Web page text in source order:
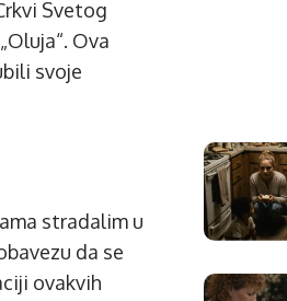
Svetog
Ova
svoje
stradalim u
da se
ovakvih